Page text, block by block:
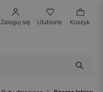
Zaloguj się Ulubione Koszyk